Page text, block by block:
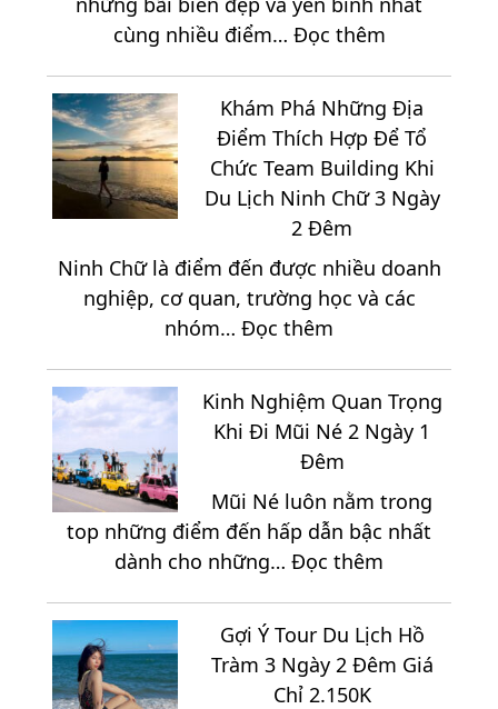
2
Ngày
1
Đêm
Đáng
Trải
Nghiệm
cùng nhiều điểm… Đọc thêm:
Khám
Phá
Ninh
Chữ
Ngày
1
Từ
A
Đến
Khám Phá Những Địa
Điểm Thích Hợp Để Tổ
Chức Team Building Khi
Du Lịch Ninh Chữ 3 Ngày
2 Đêm
Ninh Chữ là điểm đến được nhiều doanh
nghiệp, cơ quan, trường học và các
nhóm… Đọc thêm
Những
Địa
Điểm
Thích
Hợp
Để
Tổ
Chức
Team
Building
Kinh Nghiệm Quan Trọng
Khi Đi Mũi Né 2 Ngày 1
Đêm
Mũi Né luôn nằm trong
top những điểm đến hấp dẫn bậc nhất
dành cho những… Đọc thêm
Nghiệm
Quan
Trọng
Gợi Ý Tour Du Lịch Hồ
Tràm 3 Ngày 2 Đêm Giá
Chỉ 2.150K